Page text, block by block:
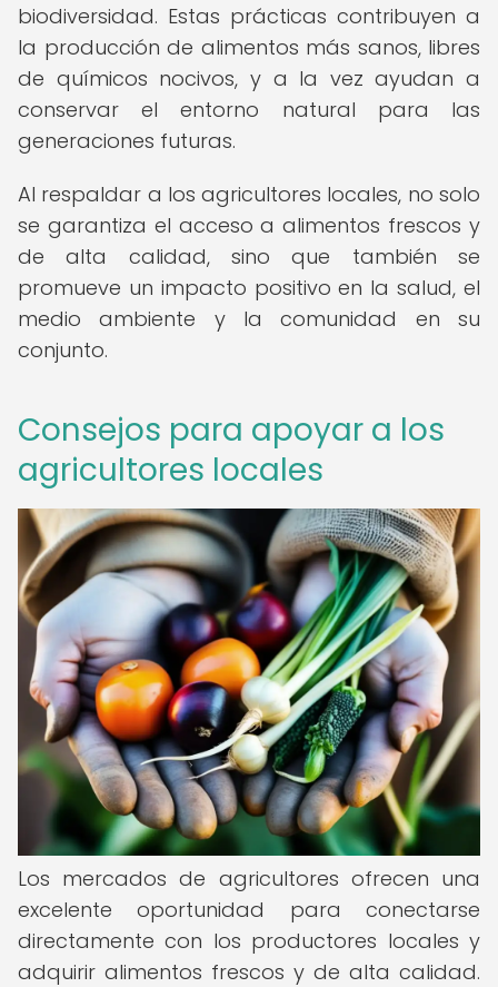
biodiversidad. Estas prácticas contribuyen a
la producción de alimentos más sanos, libres
de químicos nocivos, y a la vez ayudan a
conservar el entorno natural para las
generaciones futuras.
Al respaldar a los agricultores locales, no solo
se garantiza el acceso a alimentos frescos y
de alta calidad, sino que también se
promueve un impacto positivo en la salud, el
medio ambiente y la comunidad en su
conjunto.
Consejos para apoyar a los
agricultores locales
Los mercados de agricultores ofrecen una
excelente oportunidad para conectarse
directamente con los productores locales y
adquirir alimentos frescos y de alta calidad.